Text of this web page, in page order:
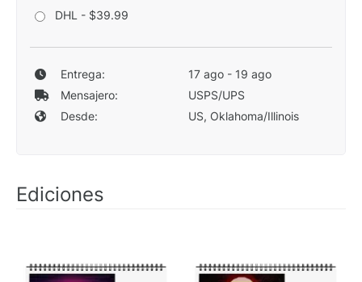
DHL - $39.99
Entrega:
17 ago - 19 ago
Mensajero:
USPS/UPS
Desde:
US, Oklahoma/Illinois
Ediciones